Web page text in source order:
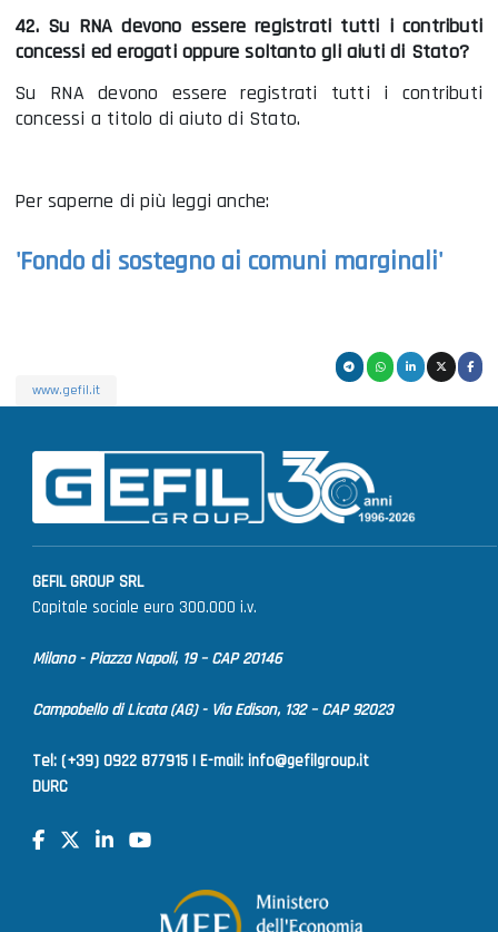
42. Su RNA devono essere registrati tutti i contributi
concessi ed erogati oppure soltanto gli aiuti di Stato?
Su RNA devono essere registrati tutti i contributi
concessi a titolo di aiuto di Stato.
Per saperne di più leggi anche:
'Fondo di sostegno ai comuni marginali'
www.gefil.it
GEFIL GROUP SRL
Capitale sociale euro 300.000 i.v.
Milano - Piazza Napoli, 19 – CAP 20146
Campobello di Licata (AG) - Via Edison, 132 – CAP 92023
Tel: (+39) 0922 877915 | E-mail: info@gefilgroup.it
DURC